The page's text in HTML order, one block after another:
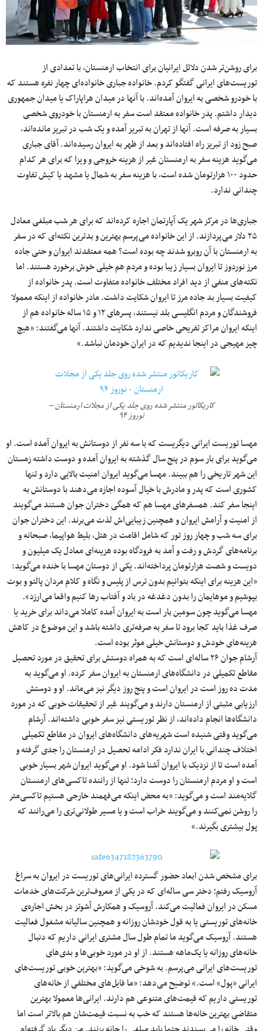
برای روشن‌تر شدن دلائل ایرانیان برای انتخاب ارمنستان، با تعدادی از
توریست‌های ایرانی گفتگو کردم. خانواده جباری خانواده‌ای چهار نفره هستند که
با خودرو شخصی به ایروان آمده‌اند. با آنها در میدان هراپاراک یا میدان جمهوری
دیدار داشتم. پدر خانواده معتقد است سفر به ارمنستان با خودروی شخصی
بسیار به صرفه است. آنها از تهران به تبریز آمده و یک شب در تبریز مانده‌اند،
صبح زود از تبریز راه افتاده‌اند و بعد از ظهر به ایروان رسیده‌اند. آقای جباری
می‌گوید هزینه سفر به ارمنستان غیر از هزینه خروجی و ویزا که برای هر کدام
حدود ۱۰۰ هزارتومان شده است، با هزینه سفر به شمال یا مشهد یا کیش تفاوت
چندانی ندارد.
جباری‌ها در مرکز شهر یک آپارتمان اجاره کرده‌اند که برای هر شب مبلغی معادل
۲۵ دلار می‌پردازند. از این خانواده می‌پرسم بهترین و بد‌ترین نکته‌ای که در سفر
به ارمنستان با آن روبرو شدند چه بوده است؟ همه معتقدند ایروان و حتی جاده
مرز نوردوز تا ایروان بسیار زیبا بوده و مردم هم خیلی خوش برخورد هستند. اما
نکته‌های منفی از دید افراد مختلف خانواده متفاوت است. پدر خانواده از
کیفیت بسیار بد جاده مرز تا ایروان شکایت داشت. مادر خانواده از اینکه معمولا
فروشندگان و مردم انگلیسی بلد نیستند، پسرهای ۱۲ و ۱۵ ساله خانواده هم از
اینکه ایروان مراکز تفریحی خاصی ندارد شکایت داشتند. آنها می‌گفتند: «هیچ
چیز مهیجی در اینجا ندیدیم که در ایران خودمان نباشد.»
کاریکاتور منتشر شده روی جلد یکی از مجلات ارمنستان –
نوروز ۹۴
مهسا توریست ایرانی دیگریست که با سه نفر از دوستانش به ایروان آمده است. او
می‌گوید برای بار سوم در پنج سال گذشته به ایروان آمده و دوست داشته زمستان
این شهر تاریخی را هم ببیند. مهسا می‌گوید ایروان امنیت بالایی دارد و تنها
کشوری است که پدر و مادرش با خیال آسوده اجازه می‌دهند با دوستانش به
اینجا سفر کند. همسفرهای مهسا هم که همگی دختران جوان هستند می‌گویند
از امنیت و آرامش ایروان و همچنین زیبایی‌اش لذت می‌برند. این دختران جوان
برای سه شب و چهار روز تور که شامل اقامت در هتل، بلیط هواپیما، صبحانه و
برنامه‌های گردش و رفت و آمد به فرودگاه بوده هزینه‌ای معادل یک میلیون و
دویست و شصت هزارتومان پرداخته‌اند. یکی از دوستان مهسا با خنده می‌گوید:
«این هزینه برای اینکه بتوانیم بدون ترس از پلیس و نگاه و کلام مردان پالتو و بوت
بپوشیم و مو‌هایمان را بدون دغدغه در باد و آفتاب رها کنیم واقعا می‌ارزد».
مهسا می‌گوید چون سومین بار است به ایروان آمده کاملا می‌داند برای خرید یا
صرف غذا باید کجا برود تا سفر به صرفه‌تری داشته باشد و این موضوع در کاهش
هزینه‌های خودش و دوستانش خیلی موثر بوده است.
آرشام جوان ۲۶ ساله‌ای است که به همراه دوستش برای تحقیق در مورد تحصیل
مقاطع تکمیلی در دانشگاه‌های ارمنستان به ایروان سفر کرده. او می‌گوید به
مدت ده روز است در ایروان است و پنج روز دیگر نیز می‌ماند. او و دوستش
ارزیابی مثبتی از ارمنستان دارند و می‌گویند غیر از تحقیقات خوبی که در مورد
دانشگاه‌ها انجام داده‌اند، از نظر توریستی نیز سفر خوبی داشته‌اند. آرشام
می‌گوید وقتی شنیده است شهریه‌های دانشگاه‌های ایروان در مقاطع تکمیلی
اختلاف چندانی با ایران ندارد فکر ادامه تحصیل در ارمنستان را جدی گرفته و
آمده است تا از نزدیک با ایروان آشنا شود. او می‌گوید ایروان شهر بسیار خوبی
است و او مردم ارمنستان را دوست دارد؛ تنها از راننده تاکسی‌های ارمنستان
گلایه‌مند است و می‌گوید: «به محض اینکه می‌فهمند خارجی هستیم تاکسی‌متر
را روشن نمی‌کنند و می‌گویند خراب است و یا مسیر طولانی‌تری را می‌رانند که
پول بیشتری بگیرند.»
برای مشخص شدن ابعاد حضور گسترده ایرانی‌های توریست در ایروان به سراغ
آروسیک رفتم؛ دختر سی ساله‌ای که در یکی از معروف‌ترین شرکت‌های خدمات
مسکن در ایروان فعالیت می‌کند. آروسیک و همکارش آشوتز در بخش اجاره‌ی
خانه‌های توریستی یا به قول خودشان روزانه و همچنین سالیانه مشغول فعالیت
هستند. آروسیک می‌گوید ما تمام طول سال مشتری ایرانی داریم که دنبال
خانه‌های روزانه یا یک‌ماهه هستند. از او در مورد خوبی‌ها و بدی‌های
توریست‌های ایرانی می‌پرسم. به شوخی می‌گوید: «بهترین خوبی توریست‌های
ایرانی «پول» است.» توضیح می‌دهد: «ما فایل‌های مختلفی از خانه‌های
توریستی داریم که قیمت‌های متنوعی هم دارند. ایرانی‌ها معمولا بهترین
متقاضی بهترین خانه‌ها هستند که خب به نسبت قیمت‌شان هم بالا‌تر است اما